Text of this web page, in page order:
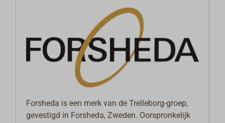
Forsheda is een merk van de Trelleborg-groep,
gevestigd in Forsheda, Zweden. Oorspronkelijk